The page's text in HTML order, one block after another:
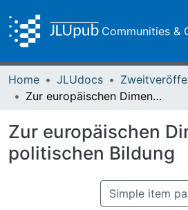
Communities &
Home JLUdocs
Zur europäischen Dimension der politischen Bildung
Zur europäischen
politischen Bildung
Simple item